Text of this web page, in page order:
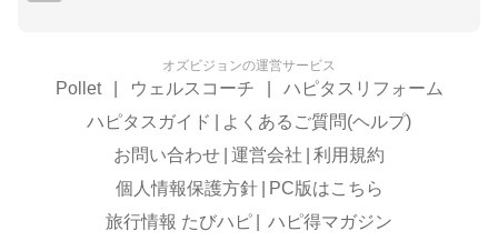
オズビジョンの運営サービス
Pollet ウェルスコーチ
ハピタスリフォーム
ハピタスガイド
よくあるご質問(ヘルプ)
お問い合わせ 運営会社
利用規約
個人情報保護方針
PC版はこちら
旅行情報 たびハピ
ハピ得マガジン